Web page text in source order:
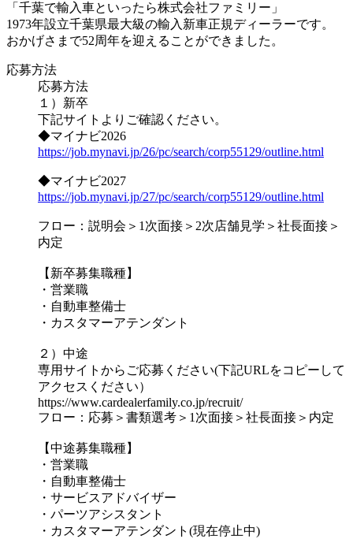
「千葉で輸入車といったら株式会社ファミリー」
1973年設立千葉県最大級の輸入新車正規ディーラーです。
おかげさまで52周年を迎えることができました。
応募方法
応募方法
１）新卒
下記サイトよりご確認ください。
◆マイナビ2026
https://job.mynavi.jp/26/pc/search/corp55129/outline.html
◆マイナビ2027
https://job.mynavi.jp/27/pc/search/corp55129/outline.html
フロー：説明会＞1次面接＞2次店舗見学＞社長面接＞
内定
【新卒募集職種】
・営業職
・自動車整備士
・カスタマーアテンダント
２）中途
専用サイトからご応募ください(下記URLをコピーして
アクセスください）
https://www.cardealerfamily.co.jp/recruit/
フロー：応募＞書類選考＞1次面接＞社長面接＞内定
【中途募集職種】
・営業職
・自動車整備士
・サービスアドバイザー
・パーツアシスタント
・カスタマーアテンダント(現在停止中)